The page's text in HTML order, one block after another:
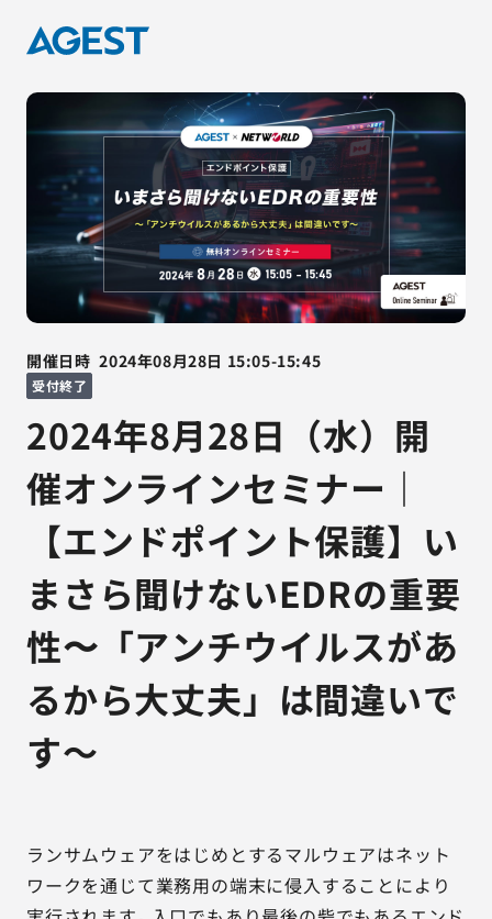
開催日時 2024年08月28日 15:05-15:45
受付終了
2024年8月28日（水）開
催オンラインセミナー｜
【エンドポイント保護】い
まさら聞けないEDRの重要
性〜「アンチウイルスがあ
るから大丈夫」は間違いで
す～
ランサムウェアをはじめとするマルウェアはネット
ワークを通じて業務用の端末に侵入することにより